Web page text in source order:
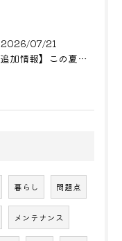
2026/07/21
【追加情報】この夏からまた値上げ?! リフォームをご検討中の方へ
暮らし 問題点
メンテナンス